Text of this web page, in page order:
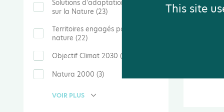
Solutions d'adaptation fondées
sur la Nature (23)
Territoires engagés pour la
nature (22)
Objectif Climat 2030 (11)
Natura 2000 (3)
VOIR PLUS
This site